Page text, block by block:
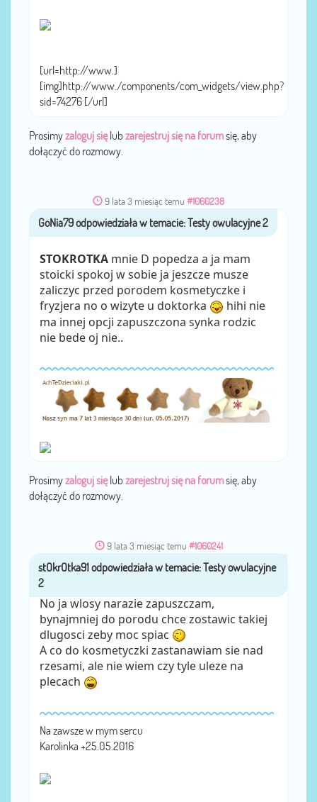
[url=http://www.]
[img]http://www./components/com_widgets/view.php?
sid=74276 [/url]
Prosimyzaloguj sięlub zarejestruj się na forumsię, aby
dołączyć do rozmowy.
9 lata 3 miesiąc temu #1060238
przezGoNia79
STOKROTKA mnie D popedza a ja mam
stoicki spokoj w sobie ja jeszcze musze
zaliczyc przed porodem kosmetyczke i
fryzjera no o wizyte u doktorka
hihi nie
ma innej opcji zapuszczona synka rodzic
nie bede oj nie..
Prosimyzaloguj sięlub zarejestruj się na forumsię, aby
dołączyć do rozmowy.
9 lata 3 miesiąc temu #1060241
przezstOkrOtka91
No ja wlosy narazie zapuszczam,
bynajmniej do porodu chce zostawic takiej
dlugosci zeby moc spiac
A co do kosmetyczki zastanawiam sie nad
rzesami, ale nie wiem czy tyle uleze na
plecach
Na zawsze w mym sercu
Karolinka +25.05.2016